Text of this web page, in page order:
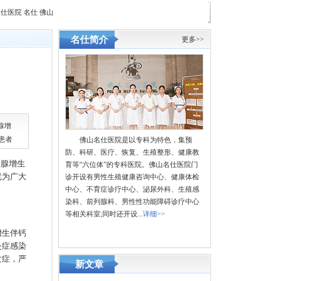
医院 名仕 佛山
增
者
增生
广大
伴钙
感染
症，严
名仕简介 更多>>
佛山名仕医院是以专科为特色，集预
防、科研、医疗、恢复、生殖整形、健康教
育等“六位体”的专科医院。佛山名仕医院门
诊开设有男性生殖健康咨询中心、健康体检
中心、不育症诊疗中心、泌尿外科、生殖感
染科、前列腺科、男性性功能障碍诊疗中心
等相关科室;同时还开设...详细>>
新文章